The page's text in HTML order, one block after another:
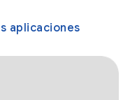
aplicaciones